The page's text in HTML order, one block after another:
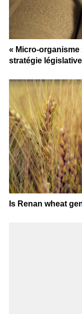
« Micro-organisme
stratégie
Is Renan wheat